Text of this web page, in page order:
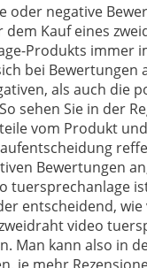
oder negative
dem Kauf eines
Produkts immer
bei Bewertungen
als auch die
sehen Sie in der
vom Produkt
Bewertungen
tuersprechanlage
entscheidend, wie
video
Man kann also in